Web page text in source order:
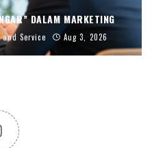
DALAM MARKETING
Service Aug 3, 2026